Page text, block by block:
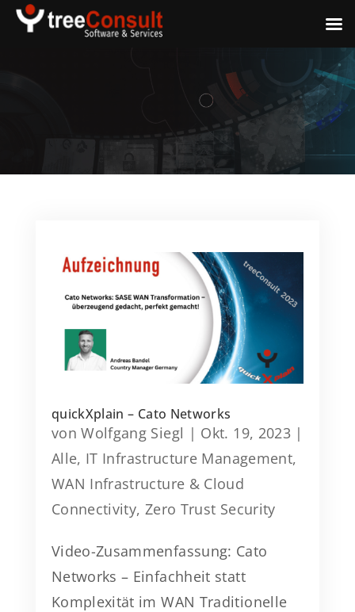
quickXplain – Cato Networks
vonWolfgang Siegl | Okt. 19, 2023 |
Alle, IT Infrastructure Management,
WAN Infrastructure & Cloud
Connectivity, Zero Trust Security
Video-Zusammenfassung: Cato
Networks – Einfachheit statt
Komplexität im WAN Traditionelle